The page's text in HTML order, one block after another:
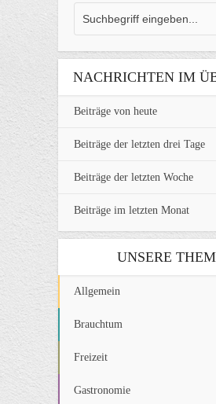
NACHRICHTEN IM
Beiträge von heute
Beiträge der letzten drei Tage
Beiträge der letzten Woche
Beiträge im letzten Monat
UNSERE
Allgemein
Brauchtum
Freizeit
Gastronomie